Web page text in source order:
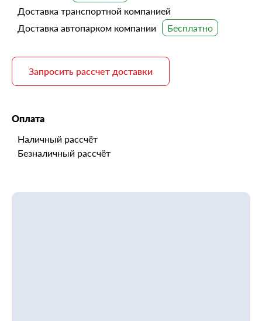
Доставка транспортной компанией
Доставка автопарком компании
Запросить рассчет доставки
Оплата
Наличный рассчёт
Безналичный рассчёт